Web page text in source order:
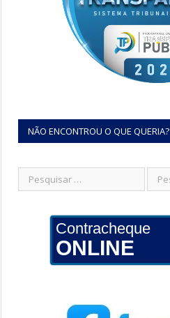
NÃO ENCONTROU O QUE QUERIA?
Contracheque
ONLINE